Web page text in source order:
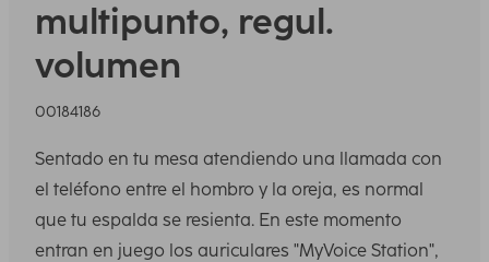
multipunto, regul.
volumen
00184186
Sentado en tu mesa atendiendo una llamada con
el teléfono entre el hombro y la oreja, es normal
que tu espalda se resienta. En este momento
entran en juego los auriculares "MyVoice Station",